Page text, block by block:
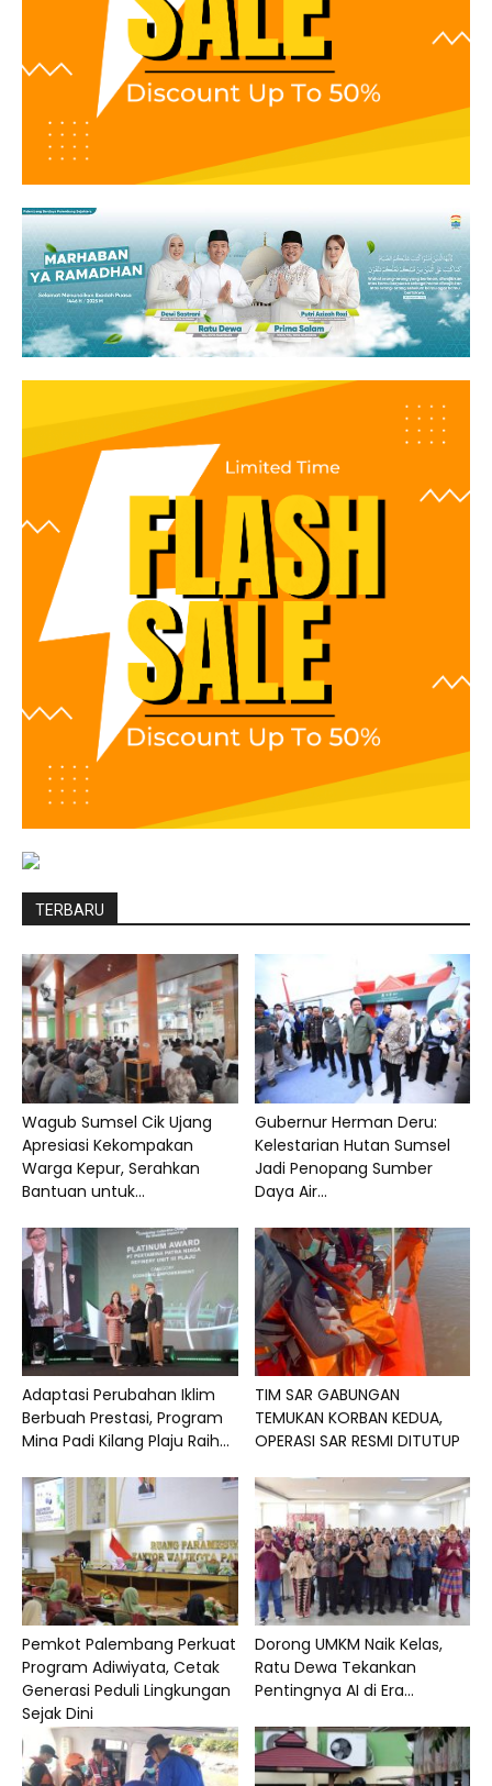
TERBARU
Wagub Sumsel Cik Ujang
Apresiasi Kekompakan
Warga Kepur, Serahkan
Bantuan untuk...
Gubernur Herman Deru:
Kelestarian Hutan Sumsel
Jadi Penopang Sumber
Daya Air...
Adaptasi Perubahan Iklim
Berbuah Prestasi, Program
Mina Padi Kilang Plaju Raih...
TIM SAR GABUNGAN
TEMUKAN KORBAN KEDUA,
OPERASI SAR RESMI DITUTUP
Pemkot Palembang Perkuat
Program Adiwiyata, Cetak
Generasi Peduli Lingkungan
Sejak Dini
Dorong UMKM Naik Kelas,
Ratu Dewa Tekankan
Pentingnya AI di Era...